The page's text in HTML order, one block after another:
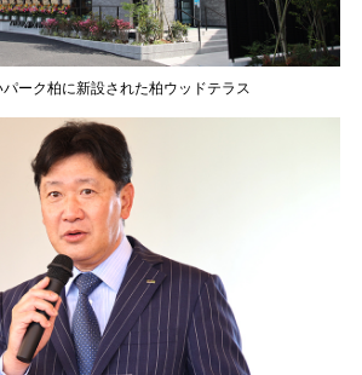
ーク柏に新設された柏ウッドテラス